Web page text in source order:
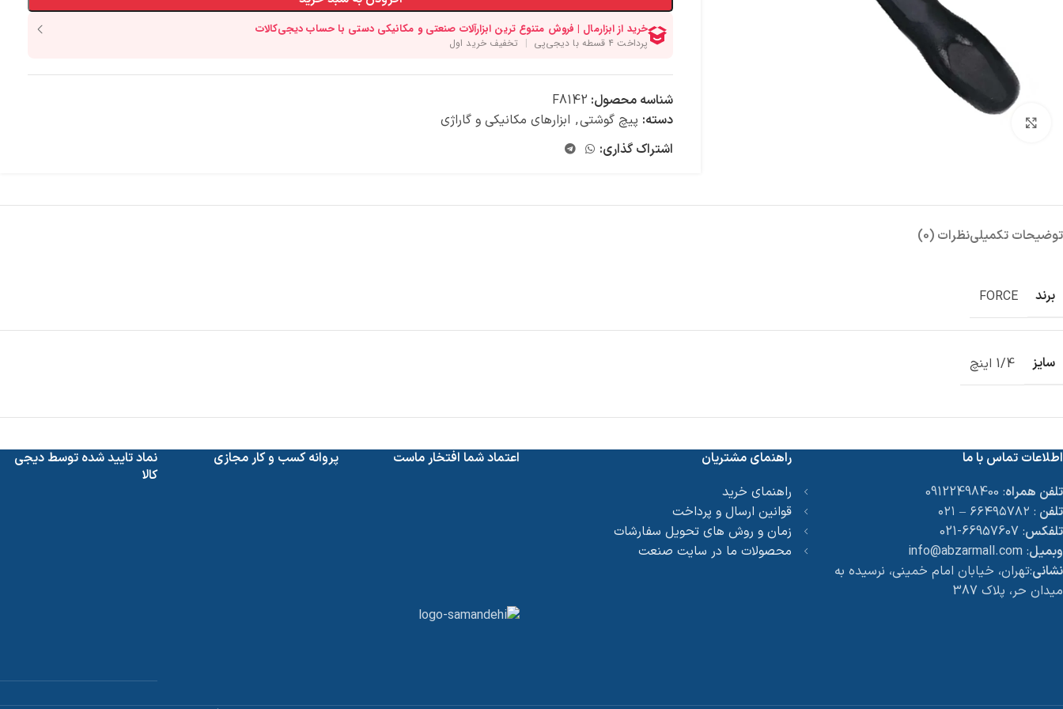
شناسه محصول: F8142
دسته: پیچ گوشتی, ابزارهای مکانیکی و گاراژی
اشتراک گذاری:
توضیحات تکمیلینظرات (0)
برند FORCE
سایز 1/4 اینچ
اطلاعات تماس با ما
تلفن همراه: 09122498400
تلفن : ۶۶۴۹۵۷۸۲ – ۰۲۱
تلفکس: 66957607-021
وبمیل: info@abzarmall.com
نشانی:تهران، خیابان امام خمینی، نرسیده به
میدان حر، پلاک 387
راهنمای مشتریان
راهنمای خرید
قوانین ارسال و پرداخت
زمان و روش های تحویل سفارشات
محصولات ما در سایت صنعت
اعتماد شما افتخار ماست پروانه کسب و کار مجازی
نماد تایید شده توسط دیجی
کالا